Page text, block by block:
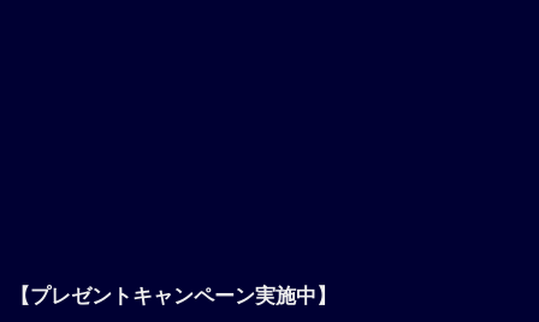
【プレゼントキャンペーン実施中】